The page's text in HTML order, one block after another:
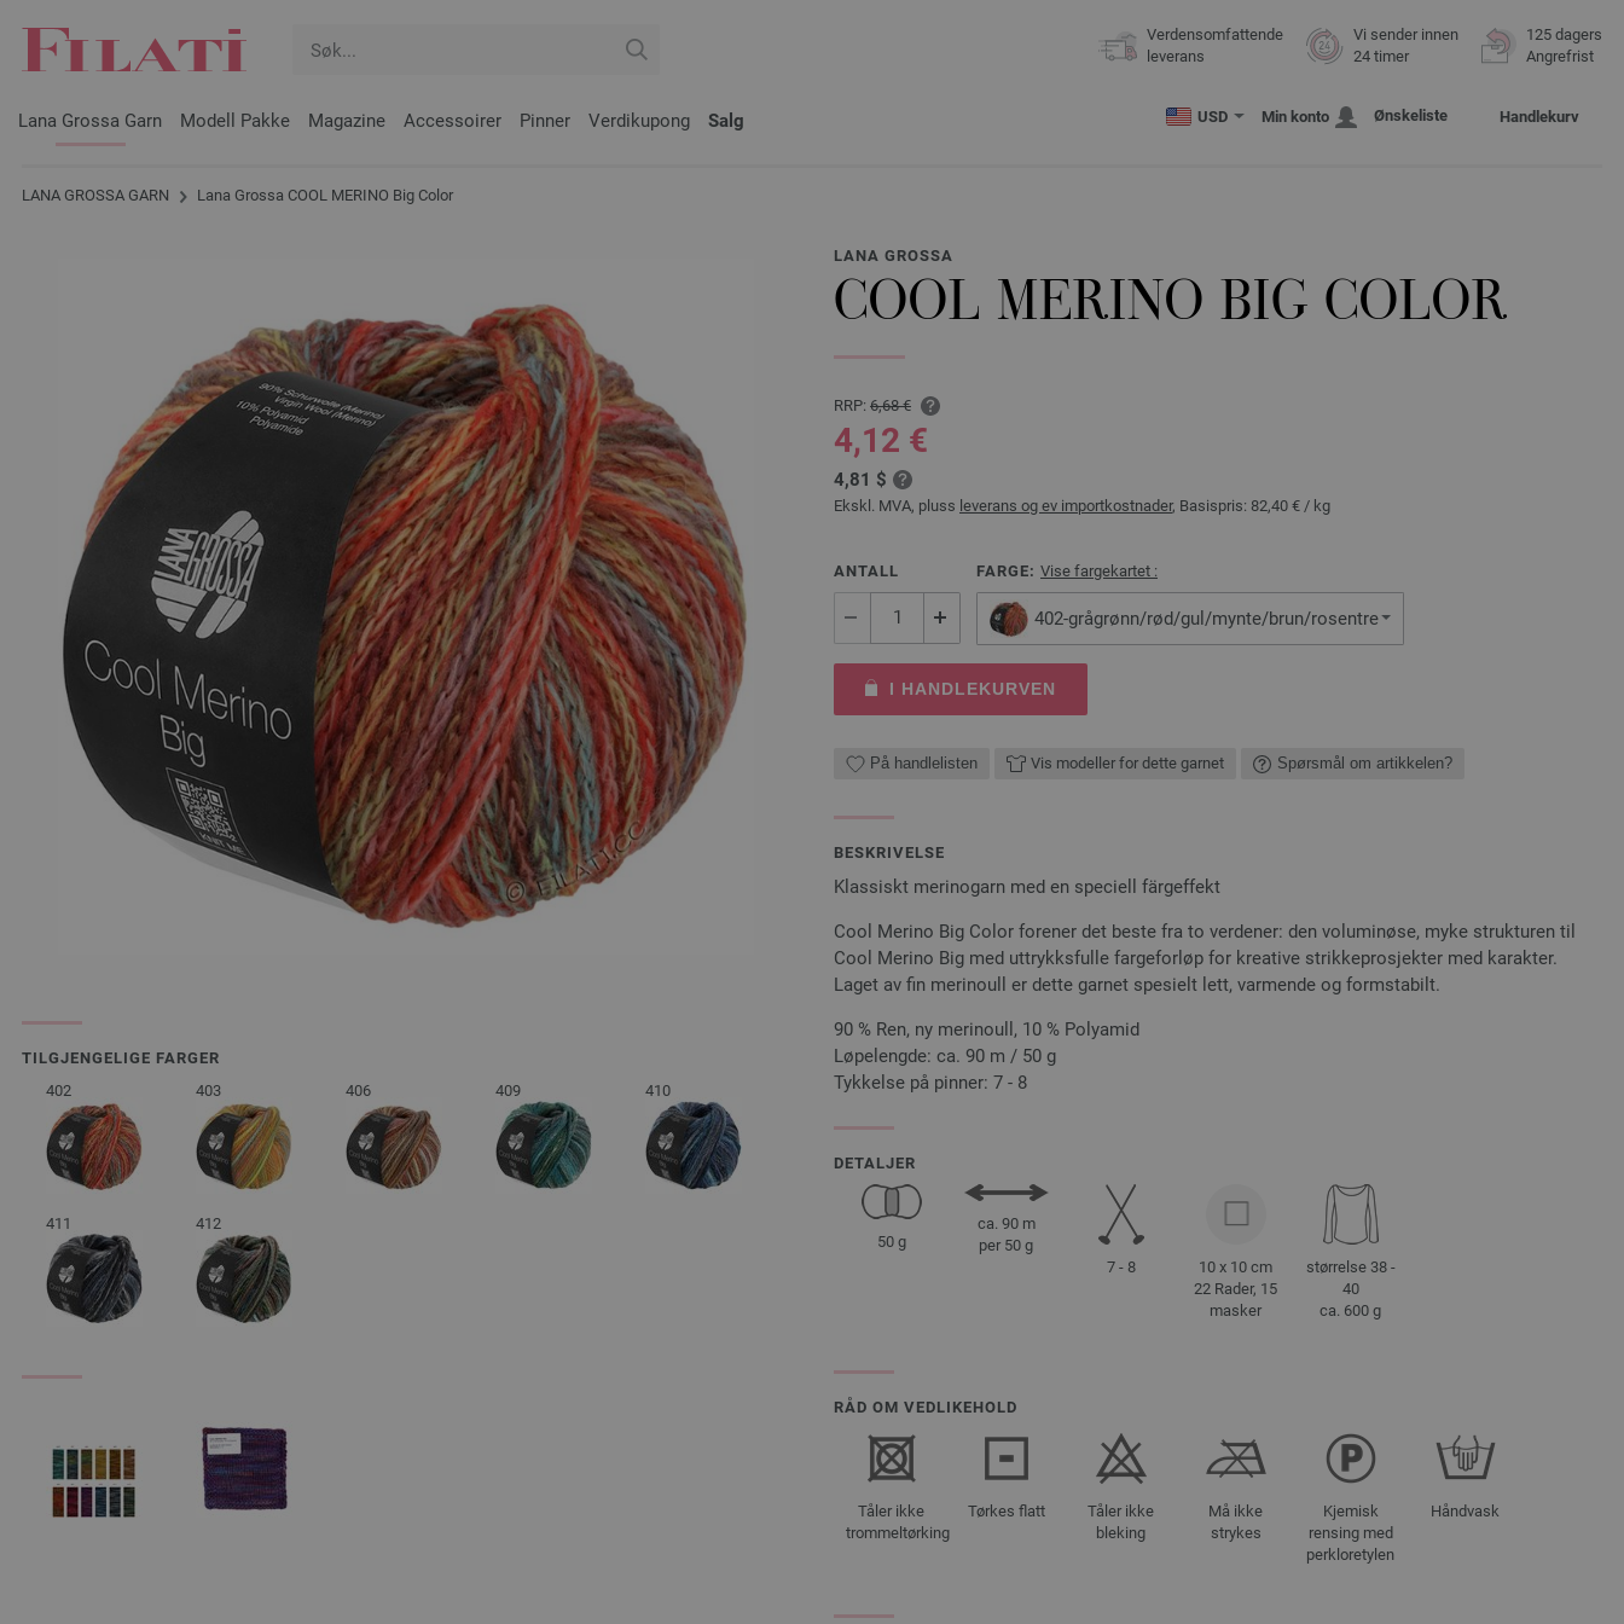
Verdensomfattende
leverans
Vi sender innen
24 timer
125 dagers
Angrefrist
Lana Grossa Garn Modell Pakke Magazine Accessoirer Pinner Verdikupong Salg USD Min konto Ønskeliste Handlekurv
LANA GROSSA GARN Lana Grossa COOL MERINO Big Color
TILGJENGELIGE FARGER
402
403 406 409 410
411 412
LANA GROSSA
COOL MERINO BIG COLOR
RRP: 6,68 €
4,12 €
4,81 $
Ekskl. MVA, pluss leverans og ev importkostnader, Basispris: 82,40 € / kg
ANTALL FARGE: Vise fargekartet :
402-grågrønn/rød/gul/mynte/brun/rosentre
I HANDLEKURVEN
På handlelisten Vis modeller for dette garnet Spørsmål om artikkelen?
BESKRIVELSE
Klassiskt merinogarn med en speciell färgeffekt
Cool Merino Big Color forener det beste fra to verdener: den voluminøse, myke strukturen til
Cool Merino Big med uttrykksfulle fargeforløp for kreative strikkeprosjekter med karakter.
Laget av fin merinoull er dette garnet spesielt lett, varmende og formstabilt.
90 % Ren, ny merinoull, 10 % Polyamid
Løpelengde: ca. 90 m / 50 g
Tykkelse på pinner: 7 - 8
DETALJER
50 g
ca. 90 m
per 50 g
7 - 8
10 x 10 cm
22 Rader, 15
masker
størrelse 38 -
40
ca. 600 g
RÅD OM VEDLIKEHOLD
Tåler ikke
trommeltørking
Tørkes flatt
Tåler ikke
bleking
Må ikke
strykes
Kjemisk
rensing med
perkloretylen
Håndvask